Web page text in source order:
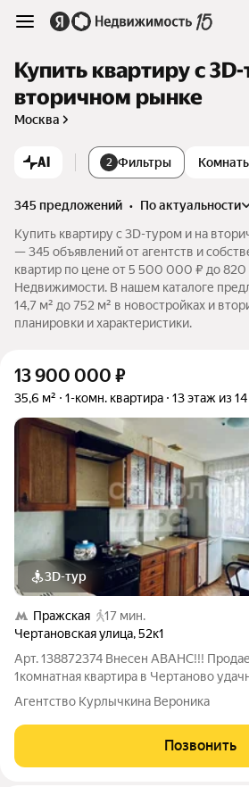
Купить квартиру c
вторичном рынке
Москва
AI 2 Фильтры
345 предложений •
по актуальности
Купить квартиру c 3D-туром и на
— 345 объявлений от агентств и
квартир по цене от 5 500 000 ₽ до
Недвижимости. В нашем каталоге
14,7 м² до 752 м² в новостройках и
планировки и характеристики.
13 900 000 ₽
35,6 м² 1-комн. квартира 13 этаж из 14
3D-тур
Пражская
17 мин.
Чертановская улица,52к1
Арт. 138872374 Внесен АВАНС!!!
1комнатная квартира в Чертаново удачное сочетание
комфортной площади, выгодной цены и
Идеальный вариант для покупки под
инвестирования с последующей сдачей
Агентство Курлычкина Вероника
Позвонить